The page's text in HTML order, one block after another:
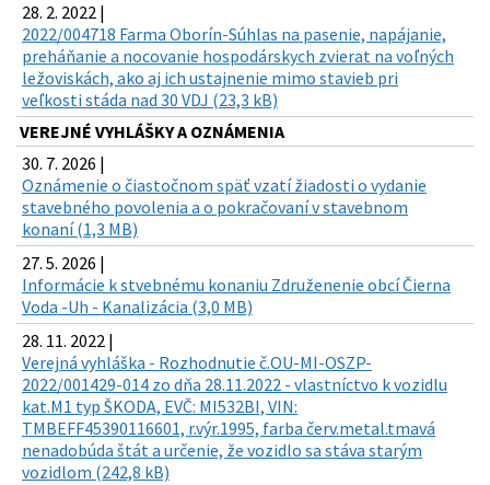
28. 2. 2022 |
2022/004718 Farma Oborín-Súhlas na pasenie, napájanie,
preháňanie a nocovanie hospodárskych zvierat na voľných
ležoviskách, ako aj ich ustajnenie mimo stavieb pri
veľkosti stáda nad 30 VDJ (23,3 kB)
VEREJNÉ VYHLÁŠKY A OZNÁMENIA
30. 7. 2026 |
Oznámenie o čiastočnom späť vzatí žiadosti o vydanie
stavebného povolenia a o pokračovaní v stavebnom
konaní (1,3 MB)
27. 5. 2026 |
Informácie k stvebnému konaniu Združenenie obcí Čierna
Voda -Uh - Kanalizácia (3,0 MB)
28. 11. 2022 |
Verejná vyhláška - Rozhodnutie č.OU-MI-OSZP-
2022/001429-014 zo dňa 28.11.2022 - vlastníctvo k vozidlu
kat.M1 typ ŠKODA, EVČ: MI532BI, VIN:
TMBEFF45390116601, r.výr.1995, farba červ.metal.tmavá
nenadobúda štát a určenie, že vozidlo sa stáva starým
vozidlom (242,8 kB)